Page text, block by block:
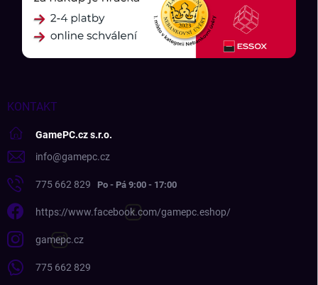
KONTAKT
GamePC.cz s.r.o.
info@gamepc.cz
775 662 829
https://www.facebook.com/gamepc.eshop/
gamepc.cz
775 662 829